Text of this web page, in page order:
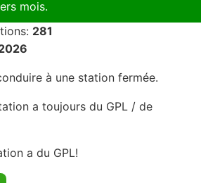
mois.
281
à une station fermée.
a toujours du GPL / de
a du GPL!